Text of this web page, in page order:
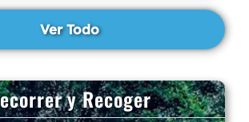
y Recoger